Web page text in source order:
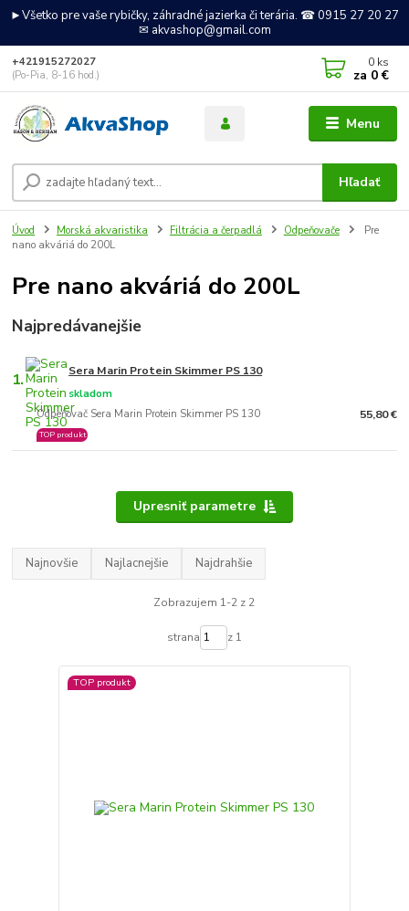
►Všetko pre vaše rybičky, záhradné jazierka či terária. ☎ 0915 27 20 27
✉ akvashop@gmail.com
Menu
Hľadať
+421915272027
(Po-Pia, 8-16 hod.)
0 ks
za 0 €
Úvod Morská akvaristika Filtrácia a čerpadlá Odpeňovače
Pre
nano akváriá do 200L
Pre nano akváriá do 200L
Najpredávanejšie
1. Sera Marin Protein Skimmer PS 130
Odpeňovač Sera Marin Protein Skimmer PS 130
skladom
TOP produkt
55,80 €
Upresniť parametre
Najnovšie Najlacnejšie Najdrahšie
Zobrazujem 1-2 z 2
strana z 1
TOP produkt